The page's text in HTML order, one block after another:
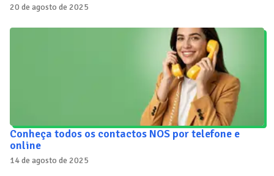
20 de agosto de 2025
Conheça todos os contactos NOS por telefone e
online
14 de agosto de 2025